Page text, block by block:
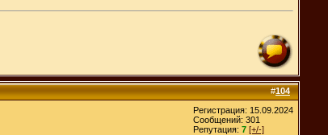
#104
Регистрация: 15.09.2024
Сообщений: 301
Репутация: 7 [+/-]